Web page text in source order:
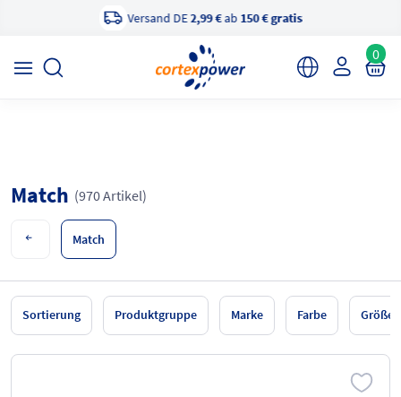
Versand DE2,99 €ab150 € gratis
0
cortexpower Sportshop
Match (970 Artikel)
Match
Sortierung Produktgruppe Marke Farbe Größe